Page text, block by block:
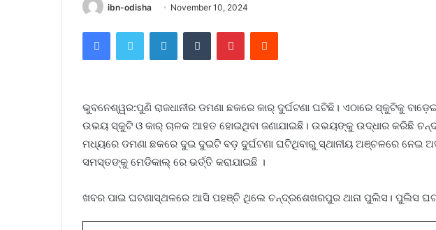
ibn-odisha November 10, 2024
FacebookTwitter LinkedInTumblr PinterestReddit
ଭୁବନେଶ୍ୱର:ପୁଣି ରାଜଧାନୀର ଡମଣା ଛକରେ କାର୍ ଦୁର୍ଘଟଣା ଘଟିଛି। ଏଠାରେ ସ୍କୁଟିକୁ
ଉଭୟ ସ୍କୁଟି ଓ କାର୍ ଚାଳକ ଆହତ ହୋଇଥିବା ଜଣାଯାଇଛି। ଉଭୟଙ୍କୁ ଉଦ୍ଧାର କରିଛି
ମଧ୍ୟରେ ଡମଣା ଛକରେ ଦୁଇ ଦୁଇଟି ବଡ଼ ଦୁର୍ଘଟଣା ଘଟିଥିବାରୁ ସ୍ଥାନୀୟ ଅଞ୍ଚଳରେ ନେଇ
ସମସ୍ତଙ୍କୁ ମେଡିକାଲ୍ ରେ ଭର୍ତ୍ତି କରାଯାଇଛି ।
ଖବର ପାଇ ଘଟଣାସ୍ଥଳରେ ଆସି ପହଞ୍ଚି ଥିଲେ ଚନ୍ଦ୍ରଶେଖରପୁର ଥାନା ପୁଲିସ। ପୁଲିସ